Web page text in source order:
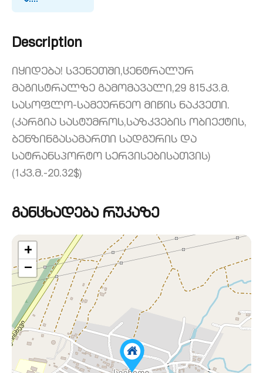
Description
იყიდება! სვენეთში,ცენტრალურ
მაგისტრალზე გამომავალი,29 815კვ.მ.
სასოფლო-სამეურნეო მიწის ნაკვეთი.
(კარგია სასტუმროს,საზკვების ობიექტის,
ბენზინგასამართი სადგურის და
სატრანსპორტო სერვისებისათვის)
(1კვ.მ.-20.32$)
განცხადება რუკაზე
+
−